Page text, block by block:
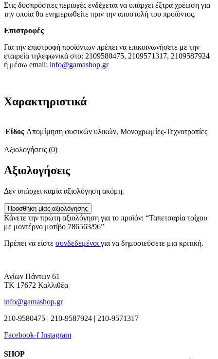
Στις δυσπρόσιτες περιοχές ενδέχεται να υπάρχει έξτρα χρέωση για
την οποία θα ενημερωθείτε πριν την αποστολή του προϊόντος.
Επιστροφές
Για την επιστροφή προϊόντων πρέπει να επικοινωνήσετε με την
εταιρεία τηλεφωνικά στο: 2109580475, 2109571317, 2109587924
ή μέσω email: info@gamashop.gr
Χαρακτηριστικά
Είδος Απομίμηση φυσικών υλικών, Μονοχρωμίες-Τεχνοτροπίες
Αξιολογήσεις (0)
Αξιολογήσεις
Δεν υπάρχει καμία αξιολόγηση ακόμη.
Προσθήκη μίας αξιολόγησης
Κάνετε την πρώτη αξιολόγηση για το προϊόν: “Ταπετσαρία τοίχου
με μοντέρνο μοτίβο 786563/96”
Πρέπει να είστε συνδεδεμένοι για να δημοσιεύσετε μια κριτική.
Αγίων Πάντων 61
ΤΚ 17672 Καλλιθέα
info@gamashop.gr
210-9580475 | 210-9587924 | 210-9571317
Facebook-f Instagram
SHOP